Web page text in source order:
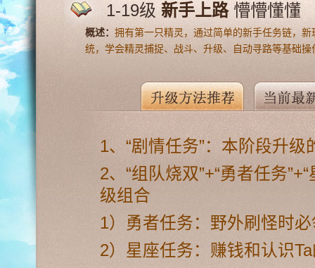
1-19级新手上路懵懵懂懂
概述： 拥有第一只精灵，通过简单的新手任务链，
统，学会精灵捕捉、战斗、升级、自动寻路等基础
1、“剧情任务”：本阶段升级
2、“组队烧双”+“勇者任务
级组合
1）勇者任务：野外刷怪时
2）星座任务：赚钱和认识